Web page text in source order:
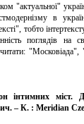
в
тобто
поглядів на
інтимних міст.
– К. : Meridian